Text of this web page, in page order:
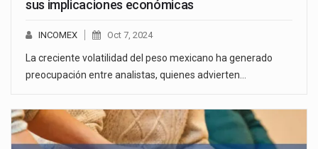
sus implicaciones económicas
INCOMEX Oct 7, 2024
La creciente volatilidad del peso mexicano ha generado
preocupación entre analistas, quienes advierten…